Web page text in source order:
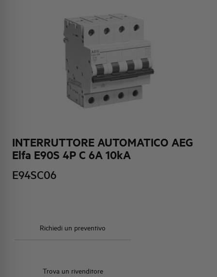
INTERRUTTORE AUTOMATICO AEG
Elfa E90S 4P C 6A 10kA
E94SC06
Richiedi un preventivo
Trova un rivenditore
IDENTITÀ AZIENDALE
ATTIVITÀ E MERCATI